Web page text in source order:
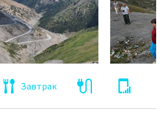
Завтрак